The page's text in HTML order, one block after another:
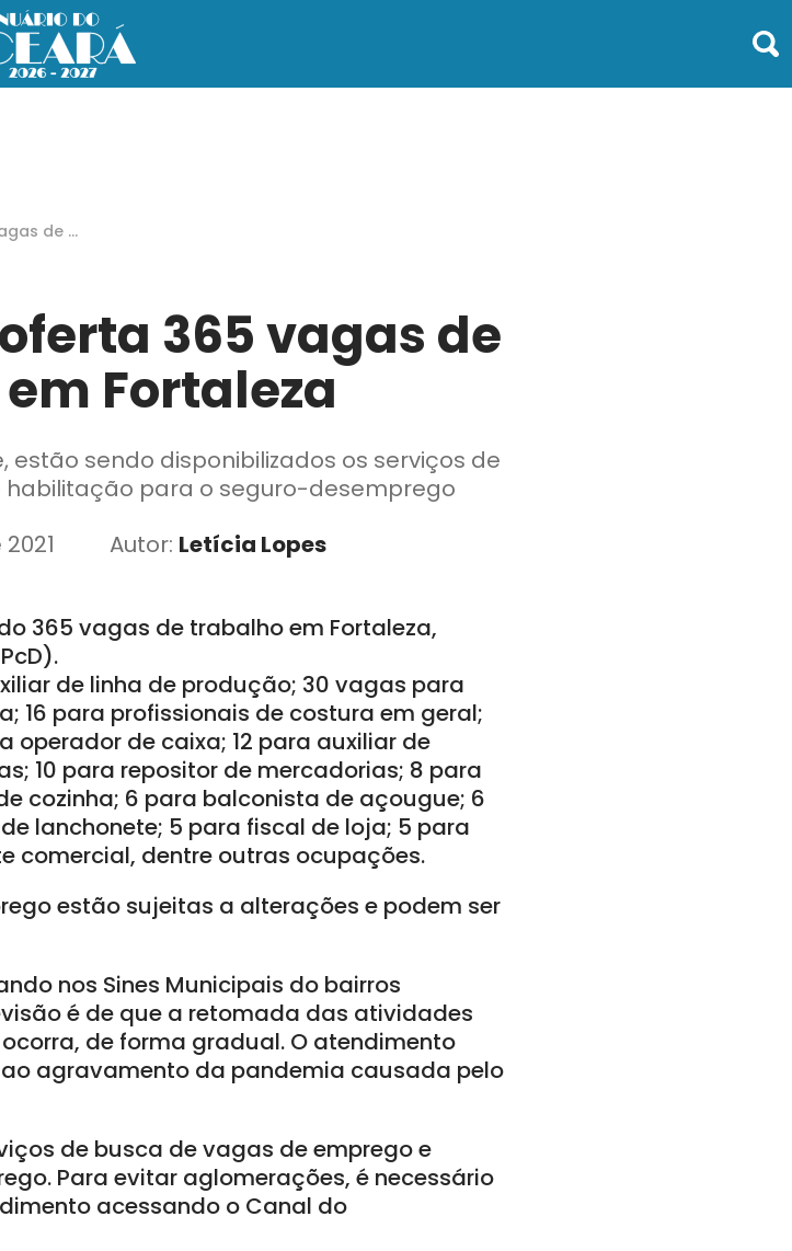
de tr
365 vagas de
Fortaleza
estão sendo disponibilizados os serviços de
para o seguro-desemprego
Autor: Letícia Lopes
365 vagas de trabalho em Fortaleza,
de linha de produção; 30 vagas para
16 para profissionais de costura em geral;
operador de caixa; 12 para auxiliar de
10 para repositor de mercadorias; 8 para
cozinha; 6 para balconista de açougue; 6
lanchonete; 5 para fiscal de loja; 5 para
comercial, dentre outras ocupações.
estão sujeitas a alterações e podem ser
nos Sines Municipais do bairros
é de que a retomada das atividades
de forma gradual. O atendimento
agravamento da pandemia causada pelo
de busca de vagas de emprego e
Para evitar aglomerações, é necessário
acessando o Canal do